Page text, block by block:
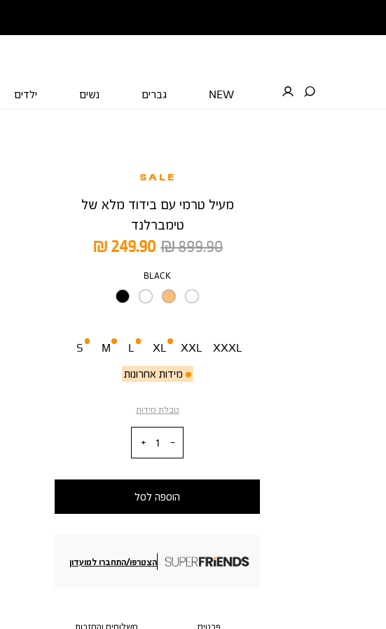
NEW גברים נשים ילדים
SALE
מעיל טרמי עם בידוד מלא של
טימברלנד
מחיר
מוצר
249.90 ₪
מחיר
899.90 ₪
צבע
BLACK
S
מידות אחרונות
M L XL XXL XXXL
טבלת מידות
הוספה לסל
הצטרפו/התחברו למועדון
פרטים משלוחים והחזרות